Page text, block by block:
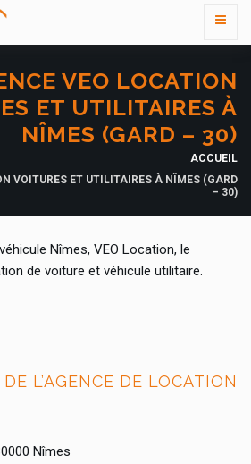
VEO LOCATION
ET UTILITAIRES À
NÎMES (GARD – 30)
ACCUEIL
VOITURES ET UTILITAIRES À NÎMES (GARD
– 30)
Nîmes, VEO Location, le
de voiture et véhicule utilitaire.
L’AGENCE DE LOCATION
Nîmes